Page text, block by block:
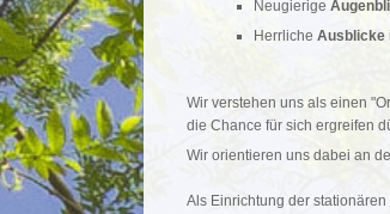
Neugierige
Herrliche Ausblicke
Wir verstehen uns als einen
die Chance für sich ergreifen
Wir orientieren uns dabei an
Als Einrichtung der